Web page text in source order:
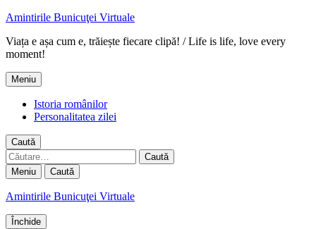
Amintirile Bunicuţei Virtuale
Viața e așa cum e, trăiește fiecare clipă! / Life is life, love every
moment!
Meniu
Istoria românilor
Personalitatea zilei
Caută
Caută
după:
Meniu Caută
Amintirile Bunicuţei Virtuale
Închide